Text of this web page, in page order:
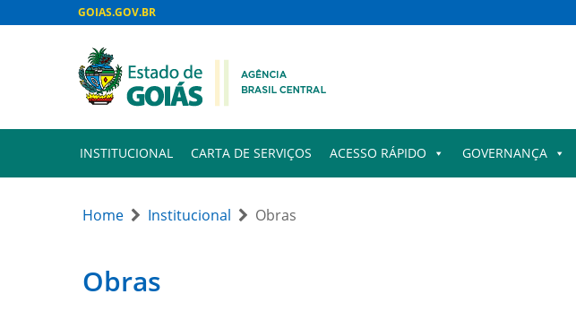
GOIAS.GOV.BR
INSTITUCIONAL CARTA DE SERVIÇOS ACESSO RÁPIDO GOVERNANÇA
Home Institucional Obras
Obras